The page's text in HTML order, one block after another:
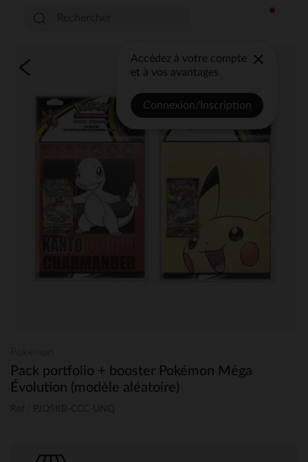
Accédez à votre compte
et à vos avantages
Connexion/Inscription
Pack portfolio + booster Pokémon Méga
Évolution (modèle aléatoire)